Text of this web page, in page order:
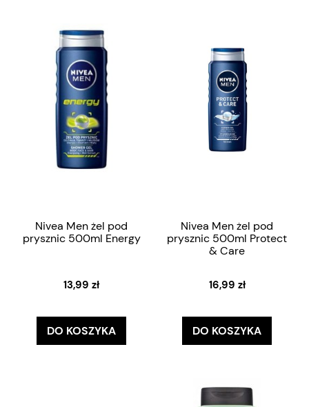
Nivea Men żel pod
prysznic 500ml Energy
13,99 zł
DO KOSZYKA
Nivea Men żel pod
prysznic 500ml Protect
& Care
16,99 zł
DO KOSZYKA